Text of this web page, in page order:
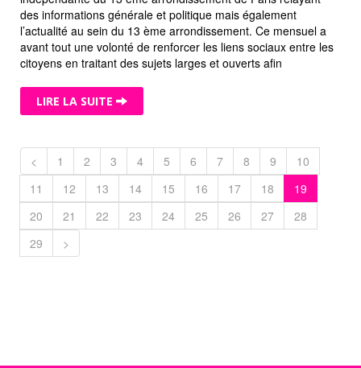
des informations générale et politique mais également
l’actualité au sein du 13 ème arrondissement. Ce mensuel a
avant tout une volonté de renforcer les liens sociaux entre les
citoyens en traitant des sujets larges et ouverts afin
LIRE LA SUITE
< 1 2 3 4 5 6 7 8 9
10
11
12 13 14 15 16 17 18
19
20
21 22 23 24 25 26 27
28
29
>